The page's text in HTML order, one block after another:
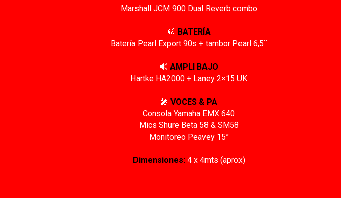
Marshall JCM 900 Dual Reverb combo
🥁 BATERÍA
Batería Pearl Export 90s + tambor Pearl 6,5¨
🔊 AMPLI BAJO
Hartke HA2000 + Laney 2×15 UK
🎤 VOCES & PA
Consola Yamaha EMX 640
Mics Shure Beta 58 & SM58
Monitoreo Peavey 15”
Dimensiones:4 x 4mts (aprox)